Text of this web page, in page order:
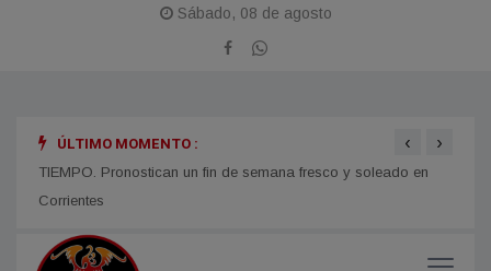
Sábado, 08 de agosto
ÚLTIMO MOMENTO :
TIEMPO. Pronostican un fin de semana fresco y soleado en
Corrientes
‹ ›